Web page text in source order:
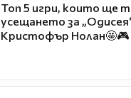
Топ 5 игри, които ще
усещането за
Кристофър Нолан🤩🎮